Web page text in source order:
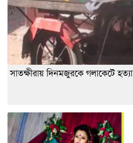
সাতক্ষীরায় দিনমজুরকে গলাকেটে হত্যা